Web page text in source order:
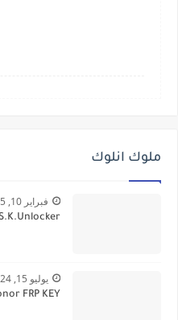
ملوك انلوك
فبراير 10, 2025
يوليو 15, 2024
FRP KEY